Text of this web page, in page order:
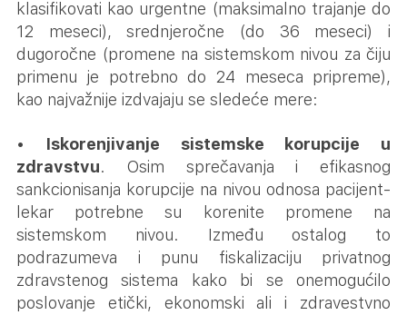
klasifikovati kao urgentne (maksimalno trajanje do
12 meseci), srednjeročne (do 36 meseci) i
dugoročne (promene na sistemskom nivou za čiju
primenu je potrebno do 24 meseca pripreme),
kao najvažnije izdvajaju se sledeće mere:
•
Iskorenjivanje sistemske korupcije u
zdravstvu. Osim sprečavanja i efikasnog
sankcionisanja korupcije na nivou odnosa pacijent-
lekar potrebne su korenite promene na
sistemskom nivou. Između ostalog to
podrazumeva i punu fiskalizaciju privatnog
zdravstenog sistema kako bi se onemogućilo
poslovanje etički, ekonomski ali i zdravestvno